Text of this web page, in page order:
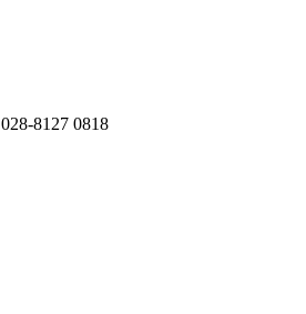
028-8127 0818